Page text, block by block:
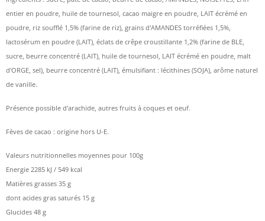
entier en poudre, huile de tournesol, cacao maigre en poudre, LAIT écrémé en
poudre, riz soufflé 1,5% (farine de riz), grains d'AMANDES torréfiées 1,5%,
lactosérum en poudre (LAIT), éclats de crêpe croustillante 1,2% (farine de BLE,
sucre, beurre concentré (LAIT), huile de tournesol, LAIT écrémé en poudre, malt
d'ORGE, sel), beurre concentré (LAIT), émulsifiant : lécithines (SOJA), arôme naturel
de vanille.
Présence possible d'arachide, autres fruits à coques et oeuf.
Fèves de cacao : origine hors U-E.
Valeurs nutritionnelles moyennes pour 100g
Energie 2285 kJ / 549 kcal
Matières grasses 35 g
dont acides gras saturés 15 g
Glucides 48 g